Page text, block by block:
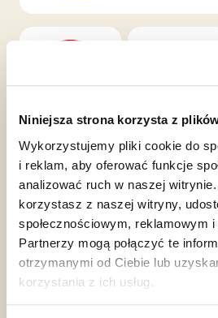
Niniejsza strona korzysta z
Wykorzystujemy pliki cookie do
i reklam, aby oferować funkcje
analizować ruch w naszej
korzystasz z naszej witryny,
społecznościowym, reklamowym
Partnerzy mogą połączyć te
otrzymanymi od Ciebie lub
korzystania z ich usług.
Gluten Free
Kosher
Pareve
Vegan